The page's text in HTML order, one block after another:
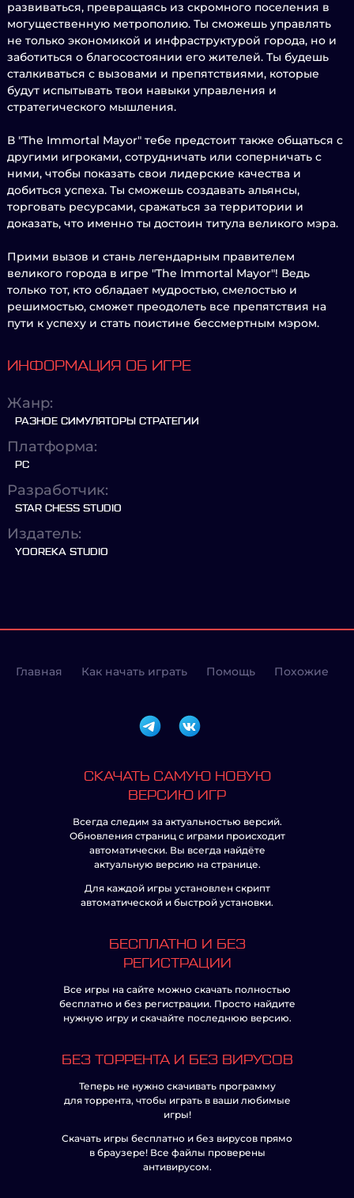
развиваться, превращаясь из скромного поселения в
могущественную метрополию. Ты сможешь управлять
не только экономикой и инфраструктурой города, но и
заботиться о благосостоянии его жителей. Ты будешь
сталкиваться с вызовами и препятствиями, которые
будут испытывать твои навыки управления и
стратегического мышления.
В "The Immortal Mayor" тебе предстоит также общаться с
другими игроками, сотрудничать или соперничать с
ними, чтобы показать свои лидерские качества и
добиться успеха. Ты сможешь создавать альянсы,
торговать ресурсами, сражаться за территории и
доказать, что именно ты достоин титула великого мэра.
Прими вызов и стань легендарным правителем
великого города в игре "The Immortal Mayor"! Ведь
только тот, кто обладает мудростью, смелостью и
решимостью, сможет преодолеть все препятствия на
пути к успеху и стать поистине бессмертным мэром.
ИНФОРМАЦИЯ ОБ ИГРЕ
Жанр:
РАЗНОЕ СИМУЛЯТОРЫ СТРАТЕГИИ
Платформа:
PC
Разработчик:
STAR CHESS STUDIO
Издатель:
YOOREKA STUDIO
Главная Как начать играть Помощь Похожие
СКАЧАТЬ САМУЮ НОВУЮ
ВЕРСИЮ ИГР
Всегда следим за актуальностью версий.
Обновления страниц с играми происходит
автоматически. Вы всегда найдёте
актуальную версию на странице.
Для каждой игры установлен скрипт
автоматической и быстрой установки.
БЕСПЛАТНО И БЕЗ
РЕГИСТРАЦИИ
Все игры на сайте можно скачать полностью
бесплатно и без регистрации. Просто найдите
нужную игру и скачайте последнюю версию.
БЕЗ ТОРРЕНТА И БЕЗ ВИРУСОВ
Теперь не нужно скачивать программу
для торрента, чтобы играть в ваши любимые
игры!
Скачать игры бесплатно и без вирусов прямо
в браузере! Все файлы проверены
антивирусом.